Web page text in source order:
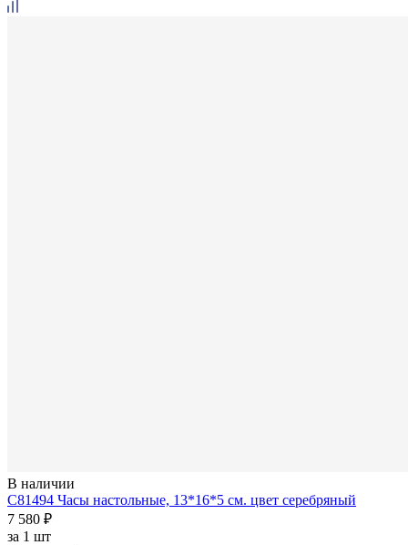
В наличии
C81494 Часы настольные, 13*16*5 см. цвет серебряный
7 580 ₽
за 1 шт